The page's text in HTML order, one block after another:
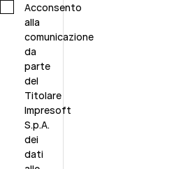
Acconsento
alla
comunicazione
da
parte
del
Titolare
Impresoft
S.p.A.
dei
dati